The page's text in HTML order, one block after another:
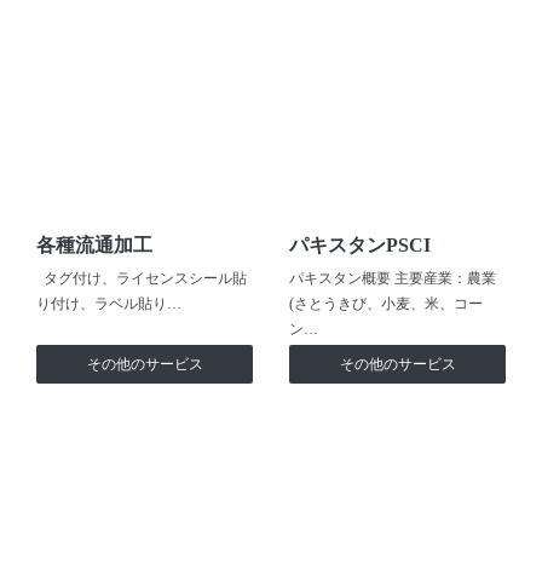
各種流通加工
タグ付け、ライセンスシール貼
り付け、ラベル貼り…
その他のサービス
パキスタンPSCI
パキスタン概要 主要産業：農業
(さとうきび、小麦、米、コー
ン…
その他のサービス